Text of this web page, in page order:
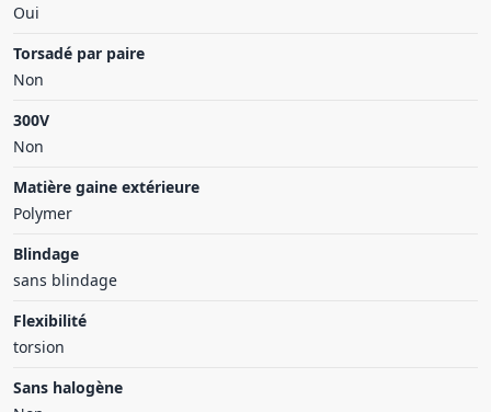
Oui
Torsadé par paire
Non
300V
Non
Matière gaine extérieure
Polymer
Blindage
sans blindage
Flexibilité
torsion
Sans halogène